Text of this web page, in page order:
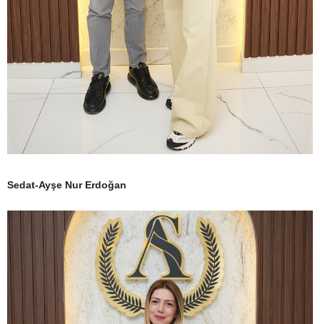
Sedat-Ayşe Nur Erdoğan